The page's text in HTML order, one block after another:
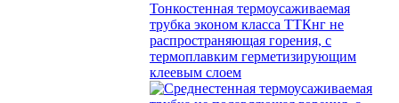
Тонкостенная термоусаживаемая
трубка эконом класса ТТКнг не
распространяющая горения, с
термоплавким герметизирующим
клеевым слоем